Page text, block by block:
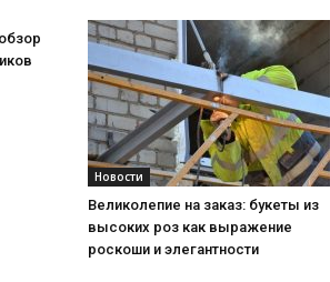
Новости
Великолепие на заказ: букеты из
высоких роз как выражение
роскоши и элегантности